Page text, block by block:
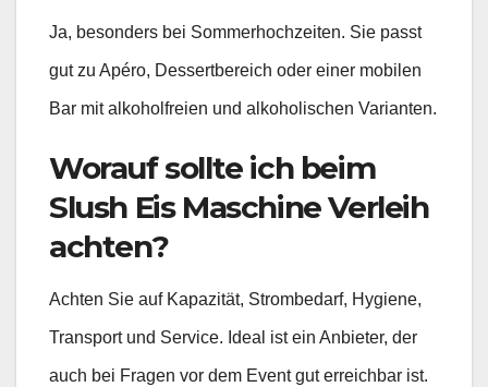
Ja, besonders bei Sommerhochzeiten. Sie passt
gut zu Apéro, Dessertbereich oder einer mobilen
Bar mit alkoholfreien und alkoholischen Varianten.
Worauf sollte ich beim
Slush Eis Maschine Verleih
achten?
Achten Sie auf Kapazität, Strombedarf, Hygiene,
Transport und Service. Ideal ist ein Anbieter, der
auch bei Fragen vor dem Event gut erreichbar ist.